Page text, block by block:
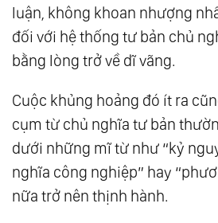
luận, không khoan nhượng
đối với hệ thống tư bản chủ
bằng lòng trở về dĩ vãng.
Cuộc khủng hoảng đó ít ra
cụm từ chủ nghĩa tư bản
dưới những mĩ từ như “kỷ
nghĩa công nghiệp” hay
nữa trở nên thịnh hành.